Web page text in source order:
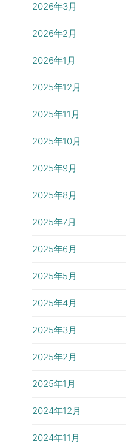
2026年3月
2026年2月
2026年1月
2025年12月
2025年11月
2025年10月
2025年9月
2025年8月
2025年7月
2025年6月
2025年5月
2025年4月
2025年3月
2025年2月
2025年1月
2024年12月
2024年11月